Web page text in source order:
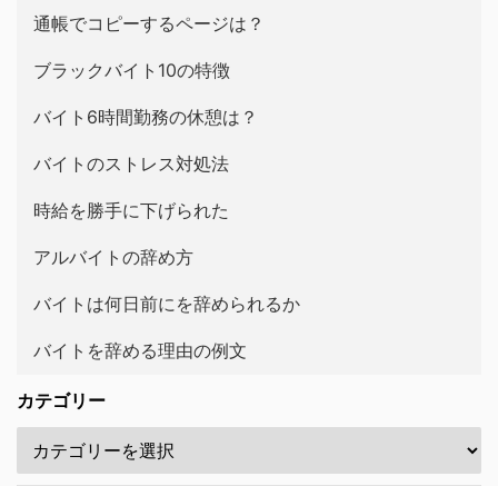
通帳でコピーするページは？
ブラックバイト10の特徴
バイト6時間勤務の休憩は？
バイトのストレス対処法
時給を勝手に下げられた
アルバイトの辞め方
バイトは何日前にを辞められるか
バイトを辞める理由の例文
カテゴリー